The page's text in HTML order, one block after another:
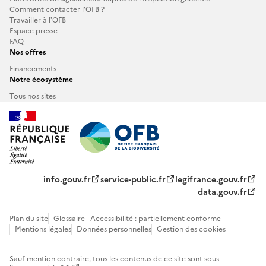
Comment contacter l'OFB ?
Travailler à l’OFB
Espace presse
FAQ
Nos offres
Financements
Notre écosystème
Tous nos sites
info.gouv.fr service-public.fr
legifrance.gouv.fr
data.gouv.fr
Plan du site Glossaire Accessibilité : partiellement conforme
Mentions légales Données personnelles Gestion des cookies
Sauf mention contraire, tous les contenus de ce site sont sous